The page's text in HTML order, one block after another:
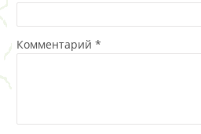
Комментарий *